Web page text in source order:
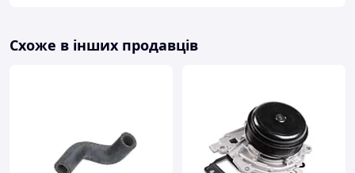
Схоже в інших продавців